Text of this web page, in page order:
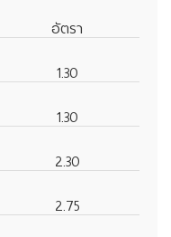
อัตรา
1.30
1.30
2.30
2.75